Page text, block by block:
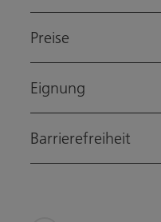
Preise
Eignung
Barrierefreiheit